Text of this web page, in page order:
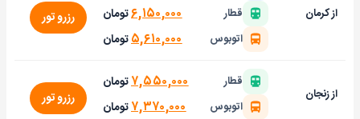
از کرمان قطار ۶,۱۵۰,۰۰۰تومان
اتوبوس ۵,۶۱۰,۰۰۰تومان
رزرو تور
از زنجان
قطار ۷,۵۵۰,۰۰۰تومان
اتوبوس ۷,۳۷۰,۰۰۰تومان رزرو تور